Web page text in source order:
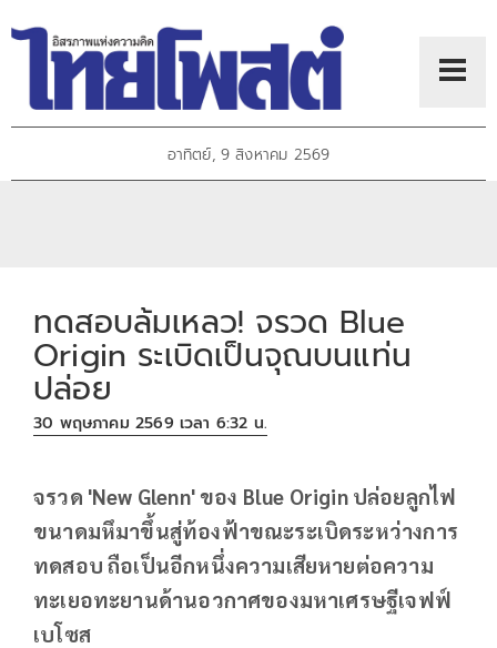
อาทิตย์, 9 สิงหาคม 2569
ทดสอบล้มเหลว! จรวด Blue
Origin ระเบิดเป็นจุณบนแท่น
ปล่อย
30 พฤษภาคม 2569 เวลา 6:32 น.
จรวด 'New Glenn' ของ Blue Origin ปล่อยลูกไฟ
ขนาดมหึมาขึ้นสู่ท้องฟ้าขณะระเบิดระหว่างการ
ทดสอบ ถือเป็นอีกหนึ่งความเสียหายต่อความ
ทะเยอทะยานด้านอวกาศของมหาเศรษฐีเจฟฟ์
เบโซส